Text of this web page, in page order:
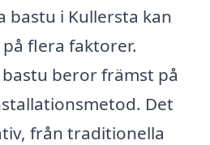
bastu i Kullersta kan
flera faktorer.
beror främst på
Det
från traditionella